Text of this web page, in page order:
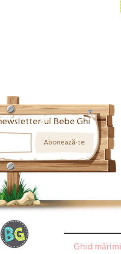
ul Bebe Ghi
Ghid mărimi